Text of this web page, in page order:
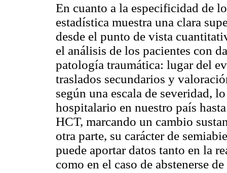
En cuanto a la especificidad de
estadística muestra una clara
desde el punto de vista
el análisis de los pacientes con
patología traumática: lugar del
traslados secundarios y
según una escala de severidad,
hospitalario en nuestro país
HCT, marcando un cambio
otra parte, su carácter de
puede aportar datos tanto en la
como en el caso de abstenerse